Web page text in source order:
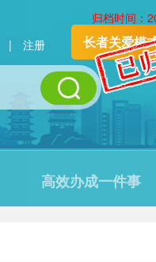
归档时间：
| 注册 长者关爱模
高效办成一件事